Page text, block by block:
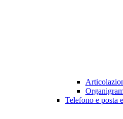
Telefono e posta